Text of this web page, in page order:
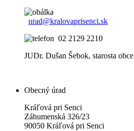
urad@kralovaprisenci.sk
02 2129 2210
JUDr. Dušan Šebok, starosta obce
Obecný úrad
Kráľová pri Senci
Záhumenská 326/23
90050 Kráľová pri Senci